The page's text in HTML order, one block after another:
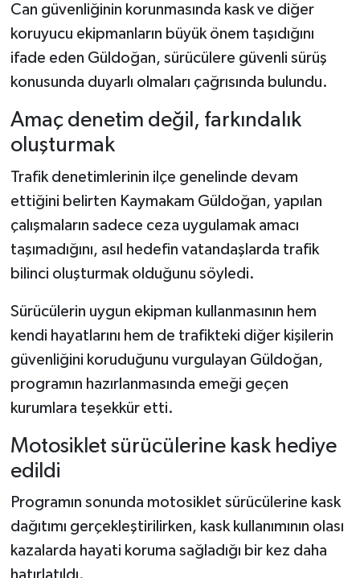
Can güvenliğinin korunmasında kask ve diğer
koruyucu ekipmanların büyük önem taşıdığını
ifade eden Güldoğan, sürücülere güvenli sürüş
konusunda duyarlı olmaları çağrısında bulundu.
Amaç denetim değil, farkındalık
oluşturmak
Trafik denetimlerinin ilçe genelinde devam
ettiğini belirten Kaymakam Güldoğan, yapılan
çalışmaların sadece ceza uygulamak amacı
taşımadığını, asıl hedefin vatandaşlarda trafik
bilinci oluşturmak olduğunu söyledi.
Sürücülerin uygun ekipman kullanmasının hem
kendi hayatlarını hem de trafikteki diğer kişilerin
güvenliğini koruduğunu vurgulayan Güldoğan,
programın hazırlanmasında emeği geçen
kurumlara teşekkür etti.
Motosiklet sürücülerine kask hediye
edildi
Programın sonunda motosiklet sürücülerine kask
dağıtımı gerçekleştirilirken, kask kullanımının olası
kazalarda hayati koruma sağladığı bir kez daha